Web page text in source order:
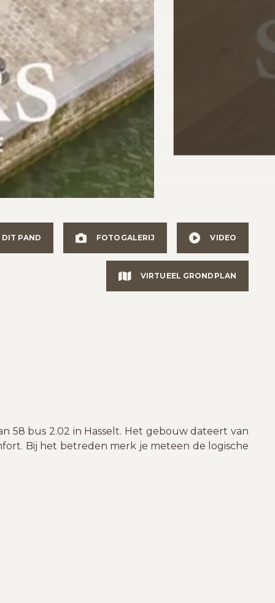
PAND FOTOGALERIJ VIDEO
VIRTUEEL GRONDPLAN
58 bus 2.02 in Hasselt. Het gebouw dateert van
Bij het betreden merk je meteen de logische